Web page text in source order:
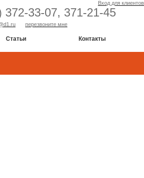
Вход для клиентов
372-33-07, 371-21-45
перезвоните мне
Статьи Контакты